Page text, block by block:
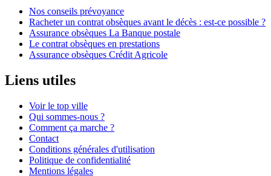
Nos conseils prévoyance
Racheter un contrat obsèques avant le décès : est-ce possible ?
Assurance obsèques La Banque postale
Le contrat obsèques en prestations
Assurance obsèques Crédit Agricole
Liens utiles
Voir le top ville
Qui sommes-nous ?
Comment ça marche ?
Contact
Conditions générales d'utilisation
Politique de confidentialité
Mentions légales